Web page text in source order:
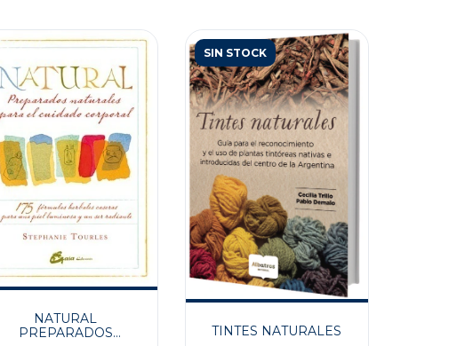
NATURAL
PREPARADOS
SIN STOCK
TINTES NATURALES